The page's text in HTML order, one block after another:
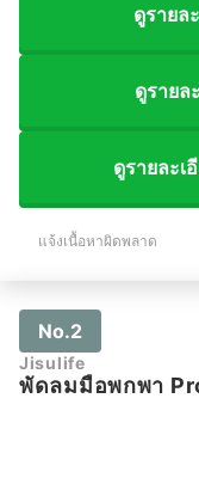
ดูรายล
ดูรายล
ดูรายละเ
แจ้งเนื้อหาผิดพลาด
No.2
Jisulife
พัดลมมือพกพา